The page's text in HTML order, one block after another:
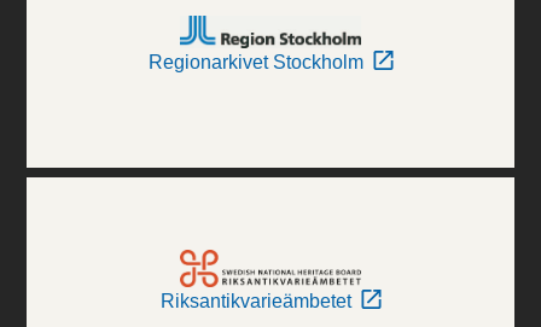
Regionarkivet Stockholm
Riksantikvarieämbetet